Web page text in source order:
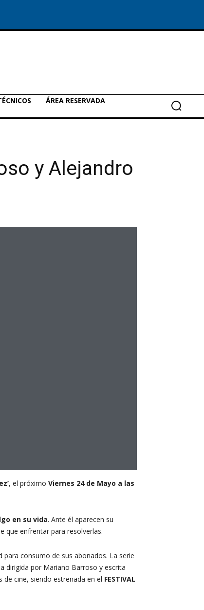
ÁREA RESERVADA
y Alejandro
, el próximo Viernes 24 de Mayo a las
en su vida. Ante él aparecen su
que enfrentar para resolverlas.
consumo de sus abonados. La serie
dirigida por Mariano Barroso y escrita
cine, siendo estrenada en el FESTIVAL